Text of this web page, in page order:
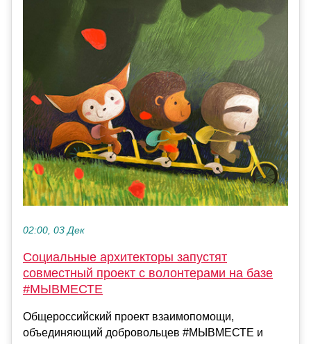
02:00, 03 Дек
Социальные архитекторы запустят
совместный проект с волонтерами на базе
#МЫВМЕСТЕ
Общероссийский проект взаимопомощи,
объединяющий добровольцев #МЫВМЕСТЕ и